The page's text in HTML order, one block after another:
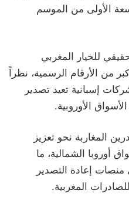
الأولى من الموسم
للخيار المغربي
من الأرقام الرسمية، نظراً
إسبانية تعيد تصدير
الأوروبية.
المغاربة نحو تعزيز
أوروبا الشمالية، ما
إعادة التصدير
المغربية.